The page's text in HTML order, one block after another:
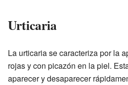
Urticaria
La urticaria se caracteriza por la
rojas y con picazón en la piel.
aparecer y desaparecer